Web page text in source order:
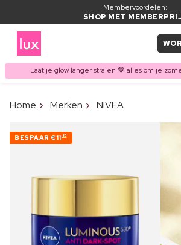
Membervoordelen:
SHOP MET
Laat je glow langer stralen 🤎 alles om je
ITEM TOEGEVOEGD AAN
Home Merken NIVEA
BESPAAR €11 80